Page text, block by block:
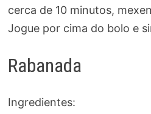
cerca de 10 minutos,
Jogue por cima do bolo e
Rabanada
Ingredientes: